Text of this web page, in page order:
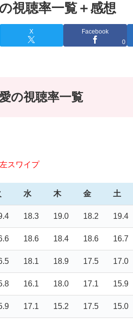
視聴率一覧＋感想
X
Facebook
0
の視聴率一覧
スワイプ
水 木 金 土
18.3 19.0 18.2 19.4
18.6 18.4 18.6 16.7
18.1 18.9 17.5 17.0
16.1 18.0 17.1 15.9
17.1 15.2 17.5 15.0